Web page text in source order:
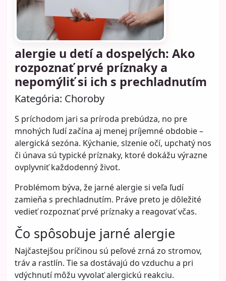
alergie u detí a dospelých: Ako
rozpoznať prvé príznaky a
nepomýliť si ich s prechladnutím
Kategória: Choroby
S príchodom jari sa príroda prebúdza, no pre
mnohých ľudí začína aj menej príjemné obdobie –
alergická sezóna. Kýchanie, slzenie očí, upchatý nos
či únava sú typické príznaky, ktoré dokážu výrazne
ovplyvniť každodenný život.
Problémom býva, že jarné alergie si veľa ľudí
zamieňa s prechladnutím. Práve preto je dôležité
vedieť rozpoznať prvé príznaky a reagovať včas.
Čo spôsobuje jarné alergie
Najčastejšou príčinou sú peľové zrná zo stromov,
tráv a rastlín. Tie sa dostávajú do vzduchu a pri
vdýchnutí môžu vyvolať alergickú reakciu.